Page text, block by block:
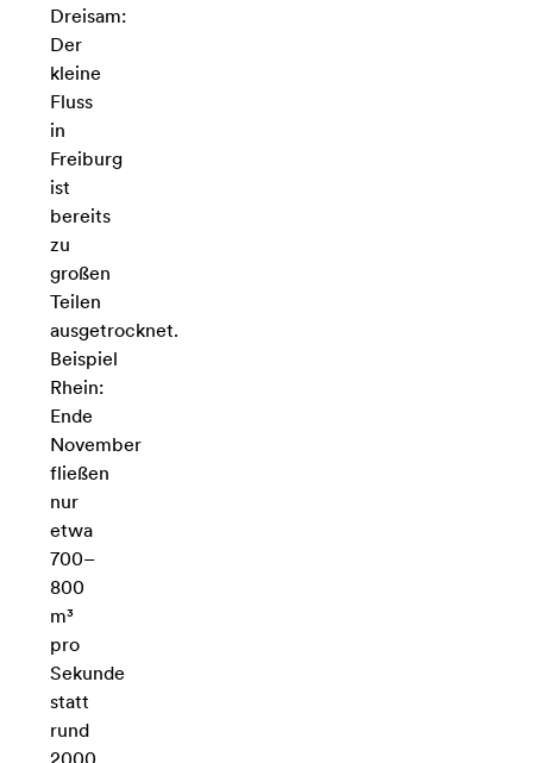
Dreisam:
Der
kleine
Fluss
in
Freiburg
ist
bereits
zu
großen
Teilen
ausgetrocknet.
Beispiel
Rhein:
Ende
November
fließen
nur
etwa
700–
800
m³
pro
Sekunde
statt
rund
2000